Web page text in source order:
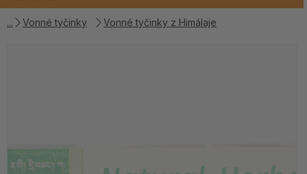
Vonné tyčinky Vonné tyčinky z Himálaje